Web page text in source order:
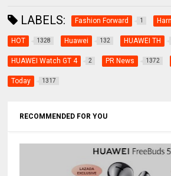
LABELS: Fashion Forward 1
HOT 1328 Huawei 132 HUAWEI TH
HUAWEI Watch GT 4 2 PR News 1372
Today 1317
RECOMMENDED FOR YOU